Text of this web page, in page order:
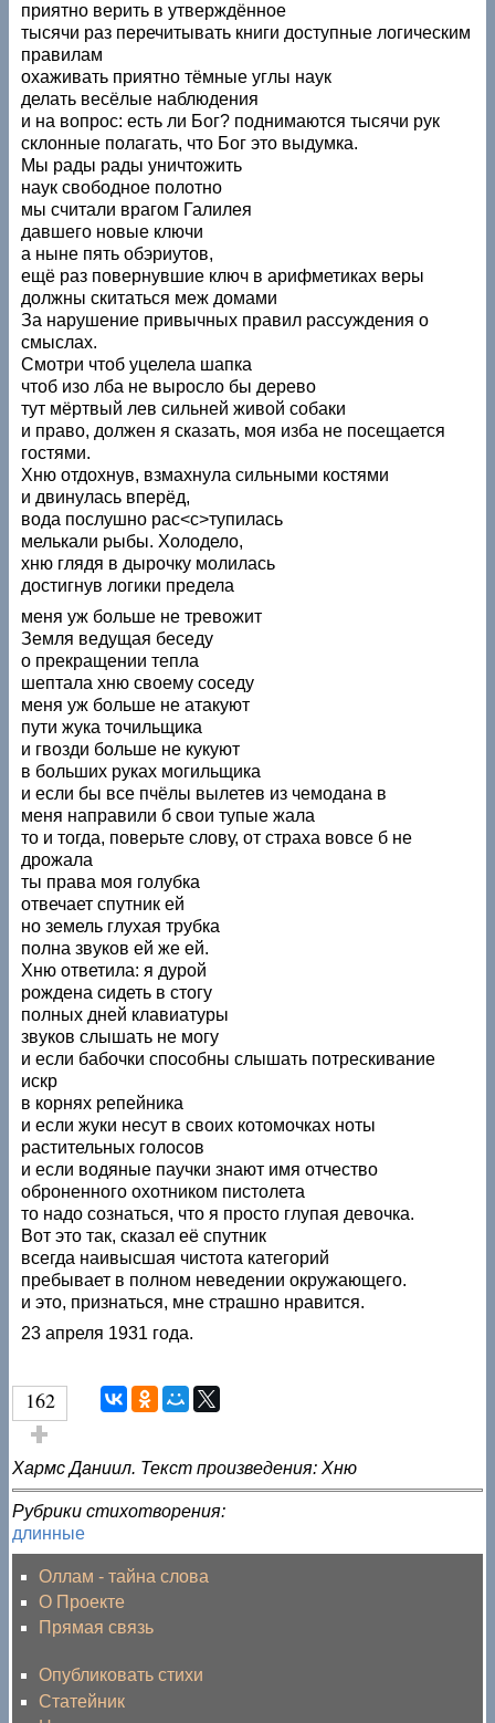
приятно верить в утверждённое
тысячи раз перечитывать книги доступные логическим
правилам
охаживать приятно тёмные углы наук
делать весёлые наблюдения
и на вопрос: есть ли Бог? поднимаются тысячи рук
склонные полагать, что Бог это выдумка.
Мы рады рады уничтожить
наук свободное полотно
мы считали врагом Галилея
давшего новые ключи
а ныне пять обэриутов,
ещё раз повернувшие ключ в арифметиках веры
должны скитаться меж домами
За нарушение привычных правил рассуждения о
смыслах.
Смотри чтоб уцелела шапка
чтоб изо лба не выросло бы дерево
тут мёртвый лев сильней живой собаки
и право, должен я сказать, моя изба не посещается
гостями.
Хню отдохнув, взмахнула сильными костями
и двинулась вперёд,
вода послушно рас<с>тупилась
мелькали рыбы. Холодело,
хню глядя в дырочку молилась
достигнув логики предела
меня уж больше не тревожит
Земля ведущая беседу
о прекращении тепла
шептала хню своему соседу
меня уж больше не атакуют
пути жука точильщика
и гвозди больше не кукуют
в больших руках могильщика
и если бы все пчёлы вылетев из чемодана в
меня направили б свои тупые жала
то и тогда, поверьте слову, от страха вовсе б не
дрожала
ты права моя голубка
отвечает спутник ей
но земель глухая трубка
полна звуков ей же ей.
Хню ответила: я дурой
рождена сидеть в стогу
полных дней клавиатуры
звуков слышать не могу
и если бабочки способны слышать потрескивание
искр
в корнях репейника
и если жуки несут в своих котомочках ноты
растительных голосов
и если водяные паучки знают имя отчество
оброненного охотником пистолета
то надо сознаться, что я просто глупая девочка.
Вот это так, сказал её спутник
всегда наивысшая чистота категорий
пребывает в полном неведении окружающего.
и это, признаться, мне страшно нравится.
23 апреля 1931 года.
162
Голос за!
Хармс Даниил. Текст произведения: Хню
Рубрики стихотворения:
длинные
Оллам - тайна слова
О Проекте
Прямая связь
Опубликовать стихи
Статейник